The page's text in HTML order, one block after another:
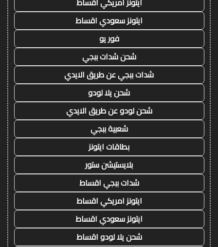
ايتونز سعودي اقساط
فور يو
شحن شدات ببجي
شدات ببجي عن طريق الايدي
شحن يلا لودو
شحن لودو عن طريق الايدي
شعبية ببجي
بطاقات ايتونز
بلايستيشن ستور
شدات ببجي اقساط
ايتونز امريكي اقساط
ايتونز سعودي اقساط
شحن يلا لودو اقساط